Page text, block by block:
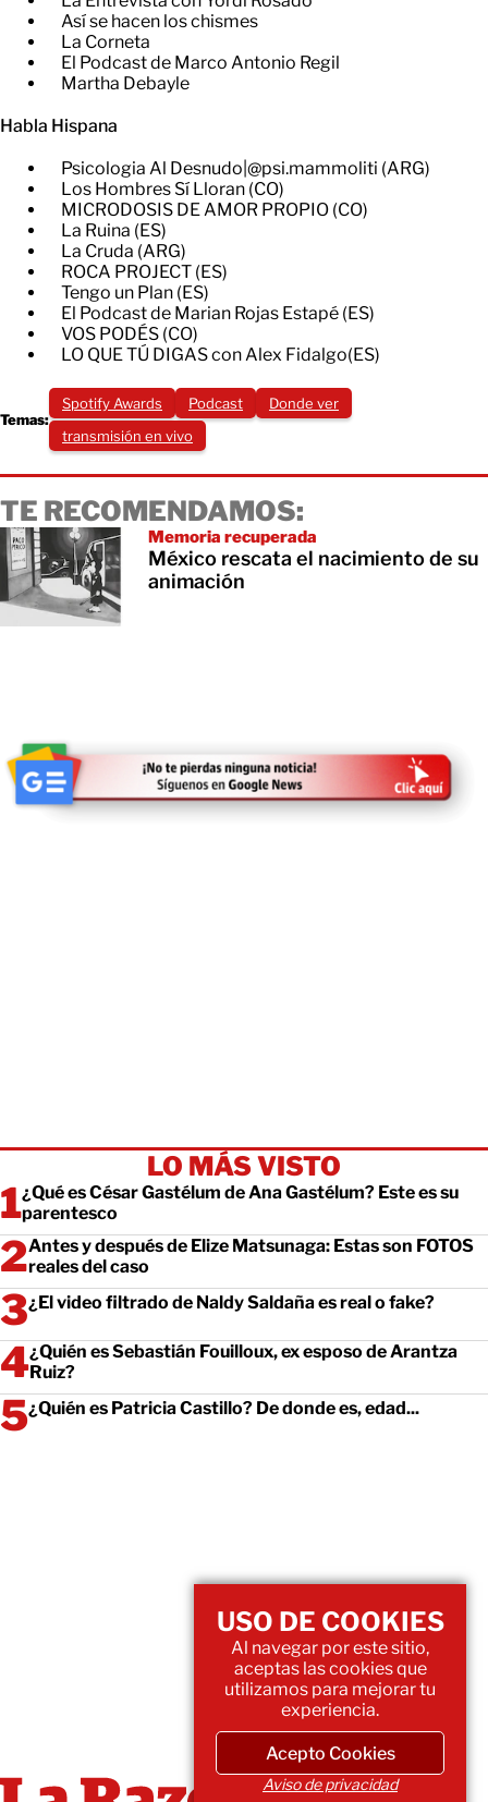
Así se hacen los chismes
La Corneta
El Podcast de Marco Antonio Regil
Martha Debayle
Habla Hispana
Psicologia Al Desnudo|@psi.mammoliti (ARG)
Los Hombres Sí Lloran (CO)
MICRODOSIS DE AMOR PROPIO (CO)
La Ruina (ES)
La Cruda (ARG)
ROCA PROJECT (ES)
Tengo un Plan (ES)
El Podcast de Marian Rojas Estapé (ES)
VOS PODÉS (CO)
LO QUE TÚ DIGAS con Alex Fidalgo(ES)
Temas:
Spotify Awards Podcast
Donde ver
transmisión en vivo
TE RECOMENDAMOS:
Memoria recuperada
México rescata el nacimiento de su
animación
LO MÁS VISTO
¿Qué es César Gastélum de Ana Gastélum? Este es su
parentesco
Antes y después de Elize Matsunaga: Estas son FOTOS
reales del caso
¿El video filtrado de Naldy Saldaña es real o fake?
¿Quién es Sebastián Fouilloux, ex esposo de Arantza
Ruiz?
¿Quién es Patricia Castillo? De donde es, edad...
USO DE COOKIES
Al navegar por este sitio,
aceptas las cookies que
utilizamos para mejorar tu
experiencia.
Acepto Cookies
Aviso de privacidad